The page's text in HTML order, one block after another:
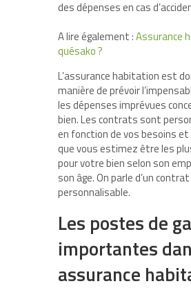
des dépenses en cas
A lire également :Assurance
quésako ?
L’assurance habitation est
manière de prévoir
les dépenses imprévues
bien. Les contrats sont
en fonction de vos besoins et
que vous estimez être les
pour votre bien selon son
son âge. On parle d’un contrat
personnalisable.
Les postes de
importantes
assurance